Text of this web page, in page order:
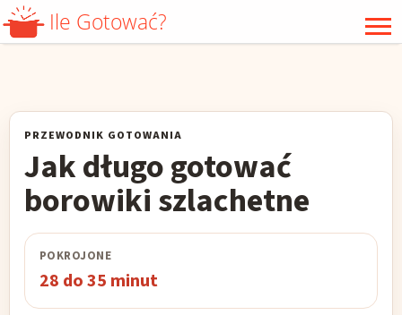
Ile Gotować?
PODROBY
OWOCE MORZA KASZA
MAKARON
MROŻONKI
PRZEWODNIK GOTOWANIA
Jak długo gotować
borowiki szlachetne
POKROJONE
28 do 35 minut